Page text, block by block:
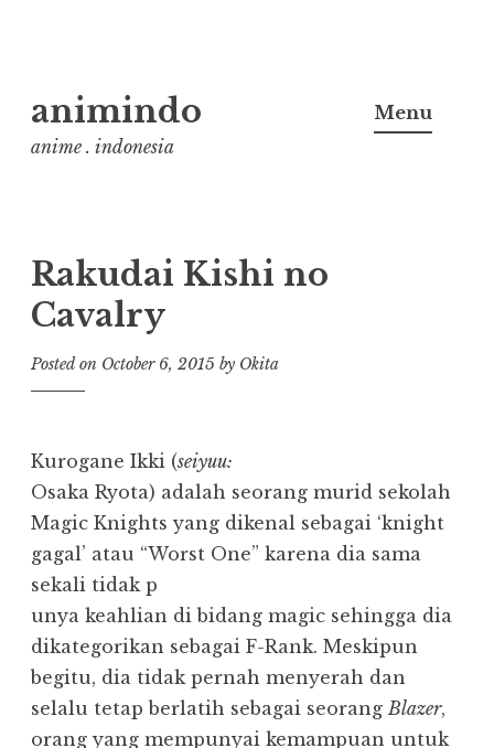
to
content
animindo
anime . indonesia
Menu
Rakudai Kishi no
Cavalry
Posted on October 6, 2015 by Okita
Kurogane Ikki (seiyuu:
Osaka Ryota) adalah seorang murid sekolah
Magic Knights yang dikenal sebagai ‘knight
gagal’ atau “Worst One” karena dia sama
sekali tidak p
unya keahlian di bidang magic sehingga dia
dikategorikan sebagai F-Rank. Meskipun
begitu, dia tidak pernah menyerah dan
selalu tetap berlatih sebagai seorang Blazer,
orang yang mempunyai kemampuan untuk